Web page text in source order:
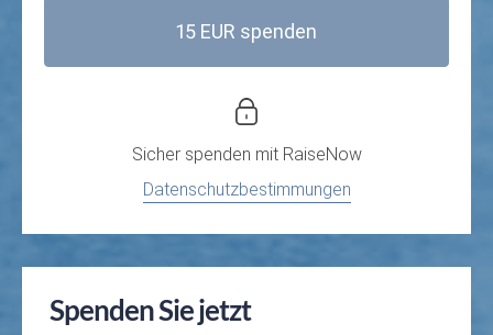
15 EUR spenden
Sicher spenden mit RaiseNow
Datenschutzbestimmungen
Spenden Sie jetzt